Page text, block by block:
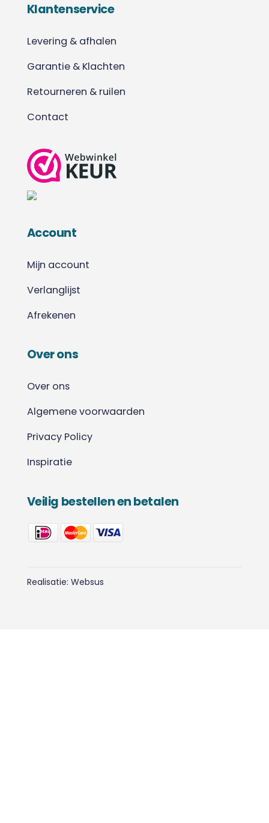
Klantenservice
Levering & afhalen
Garantie & Klachten
Retourneren & ruilen
Contact
Account
Mijn account
Verlanglijst
Afrekenen
Over ons
Over ons
Algemene voorwaarden
Privacy Policy
Inspiratie
Veilig bestellen en betalen
Realisatie: Websus